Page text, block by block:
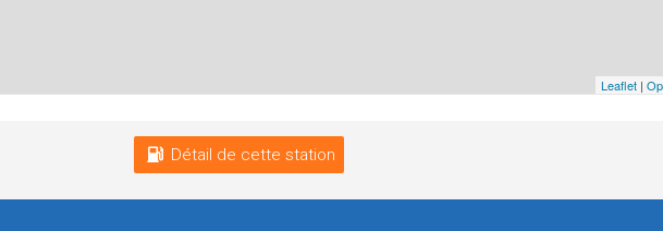
Leaflet |
Détail de cette station